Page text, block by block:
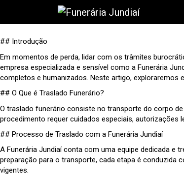
## Introdução
Em momentos de perda, lidar com os trâmites
empresa especializada e sensível como a Funerária
completos e humanizados. Neste artigo,
## O Que é Traslado Funerário?
O traslado funerário consiste no transporte do corpo
procedimento requer cuidados especiais, autorizações
## Processo de Traslado com a Funerária Jundiaí
A Funerária Jundiaí conta com uma equipe dedicada
preparação para o transporte, cada etapa é conduzida
vigentes.